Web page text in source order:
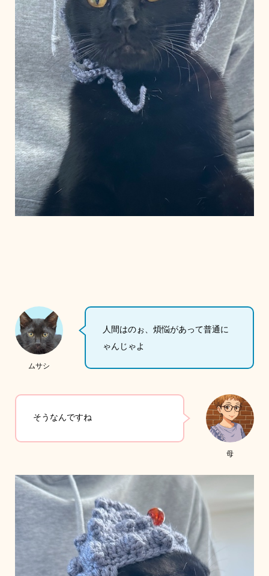
ムサシ
人間はのぉ、煩悩があって普通に
ゃんじゃよ
母
そうなんですね